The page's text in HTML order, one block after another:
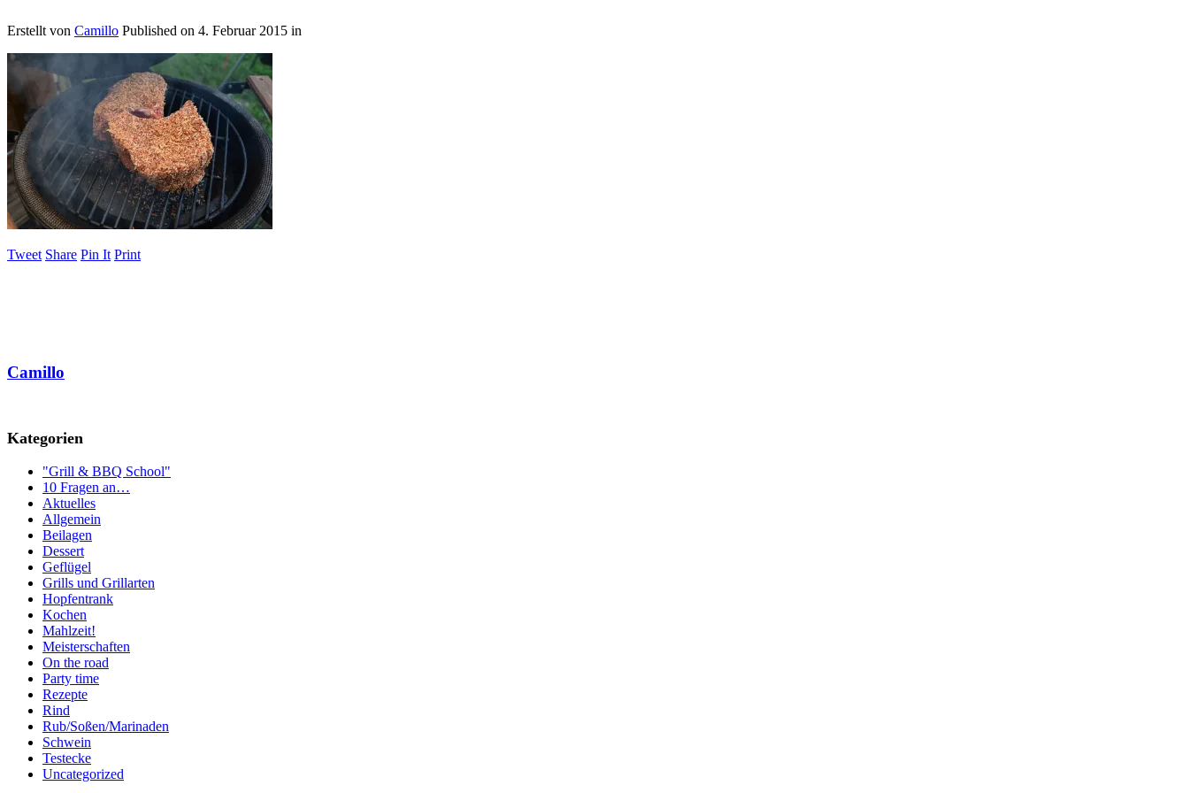
Erstellt von Camillo Published on 4. Februar 2015 in
Tweet Share Pin It Print
Camillo
Kategorien
"Grill & BBQ School"
10 Fragen an…
Aktuelles
Allgemein
Beilagen
Dessert
Geflügel
Grills und Grillarten
Hopfentrank
Kochen
Mahlzeit!
Meisterschaften
On the road
Party time
Rezepte
Rind
Rub/Soßen/Marinaden
Schwein
Testecke
Uncategorized